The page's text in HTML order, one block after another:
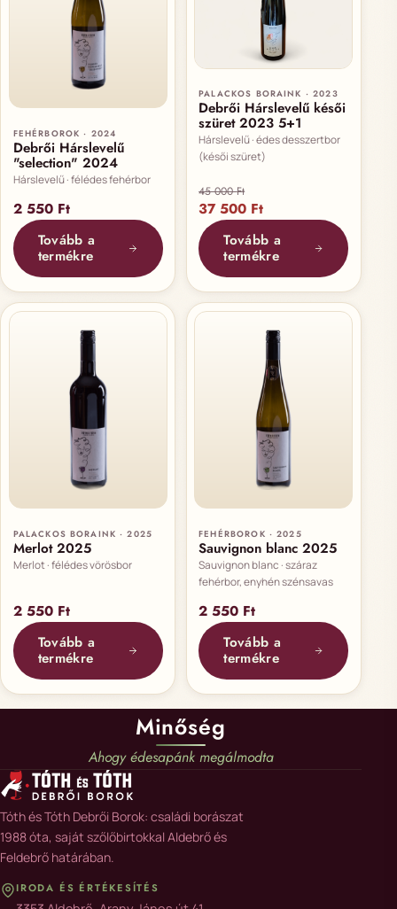
FEHÉRBOROK · 2024
Debrői Hárslevelű
"selection" 2024
Hárslevelű · félédes fehérbor
2 550 Ft
Tovább a
termékre
PALACKOS BORAINK · 2023
Debrői Hárslevelű késői
szüret 2023 5+1
Hárslevelű · édes desszertbor
(késői szüret)
45 000Ft
Original price was: 45 000 Ft.
37 500 FtCurrent price is: 37
Tovább a
termékre
PALACKOS BORAINK · 2025
Merlot 2025
Merlot · félédes vörösbor
2 550 Ft
Tovább a
termékre
FEHÉRBOROK · 2025
Sauvignon blanc 2025
Sauvignon blanc · száraz
fehérbor, enyhén szénsavas
2 550 Ft
Tovább a
termékre
Minőség
Ahogy édesapánk megálmodta
Tóth és Tóth Debrői Borok: családi borászat
1988 óta, saját szőlőbirtokkal Aldebrő és
Feldebrő határában.
IRODA ÉS ÉRTÉKESÍTÉS